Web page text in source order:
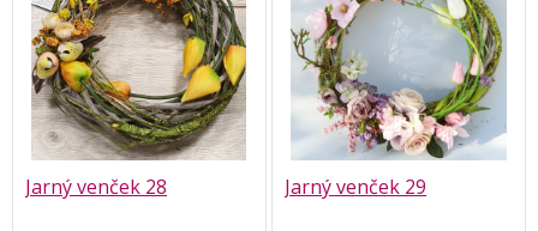
Jarný venček 28 Jarný venček 29